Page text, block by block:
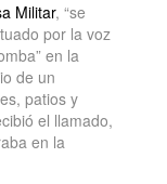
Militar, “se
por la voz
en la
de un
patios y
el llamado,
en la